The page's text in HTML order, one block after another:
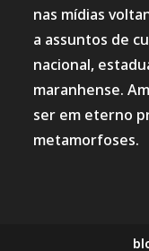
nas mídias
a assuntos de
nacional,
maranhense.
ser em eterno
metamorfoses.